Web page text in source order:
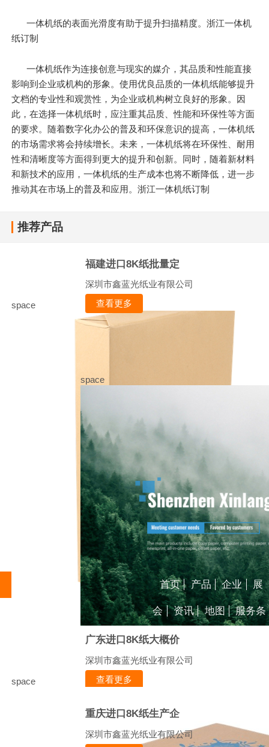
一体机纸的表面光滑度有助于提升扫描精度。浙江一体机
纸订制
一体机纸作为连接创意与现实的媒介，其品质和性能直接
影响到企业或机构的形象。使用优良品质的一体机纸能够提升
文档的专业性和观赏性，为企业或机构树立良好的形象。因
此，在选择一体机纸时，应注重其品质、性能和环保性等方面
的要求。随着数字化办公的普及和环保意识的提高，一体机纸
的市场需求将会持续增长。未来，一体机纸将在环保性、耐用
性和清晰度等方面得到更大的提升和创新。同时，随着新材料
和新技术的应用，一体机纸的生产成本也将不断降低，进一步
推动其在市场上的普及和应用。浙江一体机纸订制
推荐产品
space
福建进口8K纸批量定
深圳市鑫蓝光纸业有限公司
查看更多
space
广东进口8K纸大概价
深圳市鑫蓝光纸业有限公司
查看更多
space
重庆进口8K纸生产企
深圳市鑫蓝光纸业有限公司
首页 产品 企业 展
会 资讯 地图 服务条